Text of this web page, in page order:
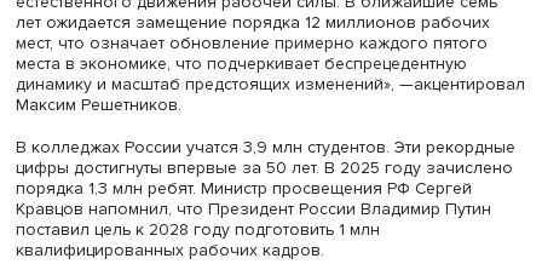
По словам министра экономического развития России
Максима Решетникова, сегодня в фокусе
стратегии находятся структурные изменения,
технологической модернизацией, роботизацией,
платформенная экономика. Все эти мероприятия
План структурных изменений экономики, который
разработало Минэкономразвития России и утвердило
Правительство РФ на прошлой неделе. Эти процессы
напрямую влияют на ключевые индикаторы рынка